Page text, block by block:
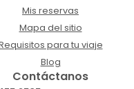
Mis reservas
Mapa del sitio
para tu viaje
Blog
Contáctanos